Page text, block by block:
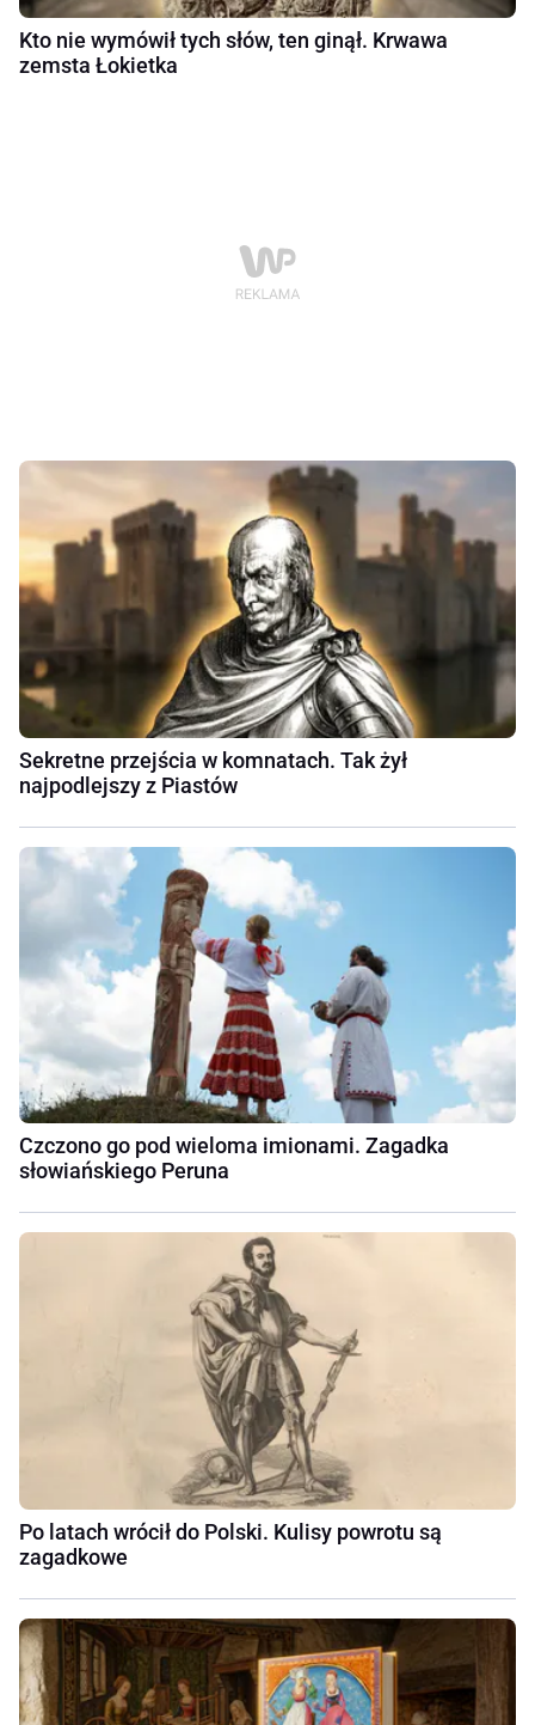
Kto nie wymówił tych słów, ten ginął. Krwawa
zemsta Łokietka
Sekretne przejścia w komnatach. Tak żył
najpodlejszy z Piastów
Czczono go pod wieloma imionami. Zagadka
słowiańskiego Peruna
Po latach wrócił do Polski. Kulisy powrotu są
zagadkowe